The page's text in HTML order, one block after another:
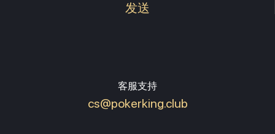
发送
客服支持
cs@pokerking.club